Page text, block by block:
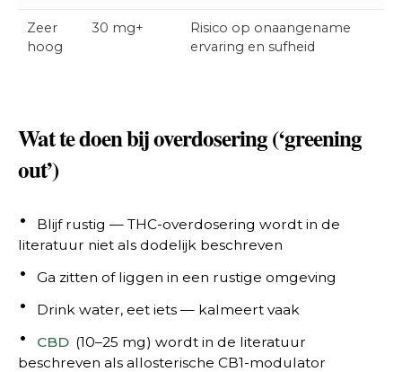
Zeer
hoog
30 mg+
Risico op onaangename
ervaring en sufheid
Wat te doen bij overdosering (‘greening
out’)
Blijf rustig — THC-overdosering wordt in de
literatuur niet als dodelijk beschreven
Ga zitten of liggen in een rustige omgeving
Drink water, eet iets — kalmeert vaak
CBD (10–25 mg) wordt in de literatuur
beschreven als allosterische CB1-modulator